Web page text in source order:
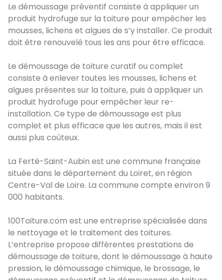
Le démoussage préventif consiste à appliquer un
produit hydrofuge sur la toiture pour empêcher les
mousses, lichens et algues de s’y installer. Ce produit
doit être renouvelé tous les ans pour être efficace.
Le démoussage de toiture curatif ou complet
consiste à enlever toutes les mousses, lichens et
algues présentes sur la toiture, puis à appliquer un
produit hydrofuge pour empêcher leur re-
installation. Ce type de démoussage est plus
complet et plus efficace que les autres, mais il est
aussi plus coûteux.
La Ferté-Saint-Aubin est une commune française
située dans le département du Loiret, en région
Centre-Val de Loire. La commune compte environ 9
000 habitants.
100Toiture.com est une entreprise spécialisée dans
le nettoyage et le traitement des toitures.
L’entreprise propose différentes prestations de
démoussage de toiture, dont le démoussage à haute
pression, le démoussage chimique, le brossage, le